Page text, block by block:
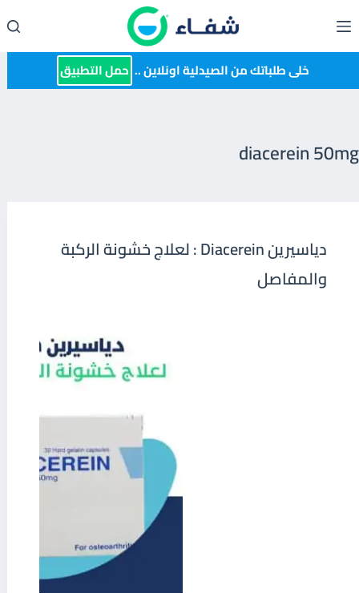
إلى
المحتوى خلى طلباتك من الصيدلية اونلاين .. حمل التطبيق
diacerein 50mg
دياسيرين Diacerein : لعلاج خشونة الركبة
والمفاصل